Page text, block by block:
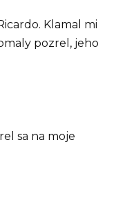
Klamal mi
pozrel, jeho
sa na moje